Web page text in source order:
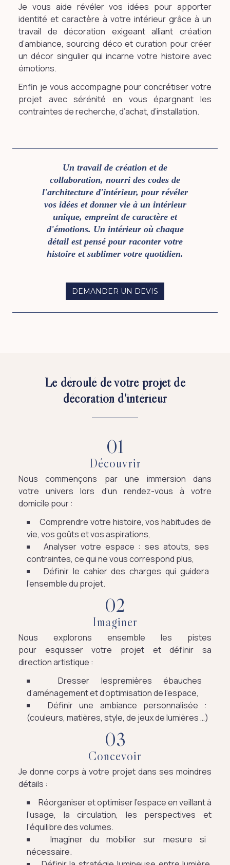
Je vous aide révéler vos idées pour apporter
identité et caractère à votre intérieur grâce à un
travail de décoration exigeant alliant création
d’ambiance, sourcing déco et curation pour créer
un décor singulier qui incarne votre histoire avec
émotions.
Enfin je vous accompagne pour concrétiser votre
projet avec sérénité en vous épargnant les
contraintes de recherche, d’achat, d’installation.
Un travail de création et de
collaboration, nourri des codes de
l'architecture d'intérieur, pour révéler
vos idées et donner vie à un intérieur
unique, empreint de caractère et
d'émotions. Un intérieur où chaque
détail est pensé pour raconter votre
histoire et sublimer votre quotidien.
DEMANDER UN DEVIS
Le déroulé de votre projet de
décoration d'intérieur
01
Découvrir
Nous commençons par une immersion dans
votre univers lors d’un rendez-vous à votre
domicile pour :
Comprendre votre histoire, vos habitudes de
vie, vos goûts et vos aspirations,
Analyser votre espace : ses atouts, ses
contraintes, ce qui ne vous correspond plus,
Définir le cahier des charges qui guidera
l’ensemble du projet.
02
Imaginer
Nous explorons ensemble les pistes
pour esquisser votre projet et définir sa
direction artistique :
Dresser lespremières ébauches
d’aménagement et d’optimisation de l’espace,
Définir une ambiance personnalisée :
(couleurs, matières, style, de jeux de lumières …)
03
Concevoir
Je donne corps à votre projet dans ses moindres
détails :
Réorganiser et optimiser l’espace en veillant à
l’usage, la circulation, les perspectives et
l’équilibre des volumes.
Imaginer du mobilier sur mesure si
nécessaire.